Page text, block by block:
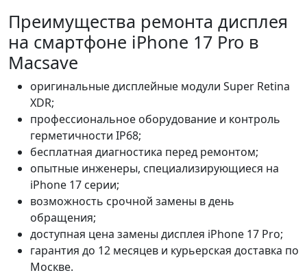
Преимущества ремонта дисплея
на смартфоне iPhone 17 Pro в
Macsave
оригинальные дисплейные модули Super Retina
XDR;
профессиональное оборудование и контроль
герметичности IP68;
бесплатная диагностика перед ремонтом;
опытные инженеры, специализирующиеся на
iPhone 17 серии;
возможность срочной замены в день
обращения;
доступная цена замены дисплея iPhone 17 Pro;
гарантия до 12 месяцев и курьерская доставка по
Москве.